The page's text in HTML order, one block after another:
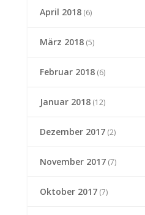
April 2018(6)
März 2018(5)
Februar 2018(6)
Januar 2018(12)
Dezember 2017(2)
November 2017(7)
Oktober 2017(7)